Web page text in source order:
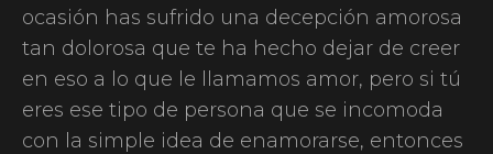
ocasión has sufrido una decepción amorosa
tan dolorosa que te ha hecho dejar de creer
en eso a lo que le llamamos amor, pero si tú
eres ese tipo de persona que se incomoda
con la simple idea de enamorarse, entonces